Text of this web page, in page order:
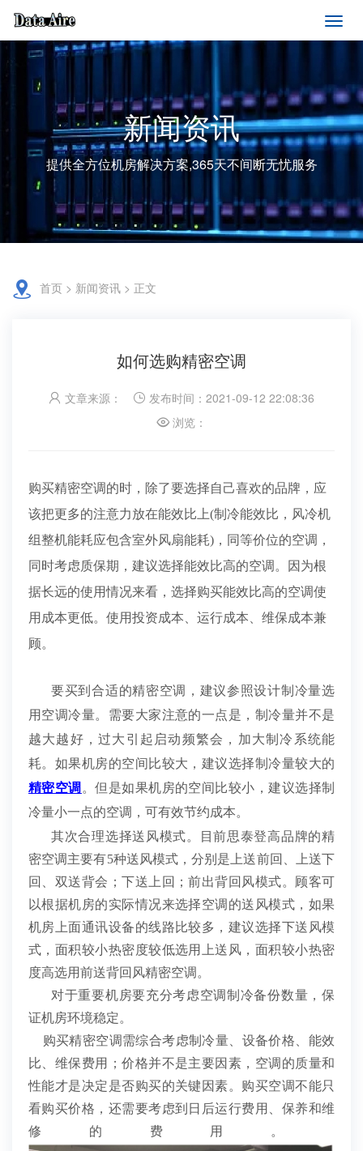
新闻资讯
提供全方位机房解决方案,365天不间断无忧服务
首页 > 新闻资讯 > 正文
如何选购精密空调
文章来源：
发布时间：2021-09-12 22:08:36
浏览：
购买精密空调的时，除了要选择自己喜欢的品牌，应
该把更多的注意力放在能效比上(制冷能效比，风冷机
组整机能耗应包含室外风扇能耗)，同等价位的空调，
同时考虑质保期，建议选择能效比高的空调。因为根
据长远的使用情况来看，选择购买能效比高的空调使
用成本更低。使用投资成本、运行成本、维保成本兼
顾。
要买到合适的精密空调，建议参照设计制冷量选
用空调冷量。需要大家注意的一点是，制冷量并不是
越大越好，过大引起启动频繁会，加大制冷系统能
耗。如果机房的空间比较大，建议选择制冷量较大的
精密空调 。但是如果机房的空间比较小，建议选择制
冷量小一点的空调，可有效节约成本。
其次合理选择送风模式。目前思泰登高品牌的精
密空调主要有5种送风模式，分别是上送前回、上送下
回、双送背会；下送上回；前出背回风模式。顾客可
以根据机房的实际情况来选择空调的送风模式，如果
机房上面通讯设备的线路比较多，建议选择下送风模
式，面积较小热密度较低选用上送风， 面积较小热密
度高选用前送背回风精密空调 。
对于重要机房要充分考虑空调制冷备份数量，保
证机房环境稳定。
购买精密空调需综合考虑制冷量、设备价格、能效
比、维保费用；价格并不是主要因素，空调的质量和
性能才是决定是否购买的关键因素。购买空调不能只
看购买价格，还需要考虑到日后运行费用、保养和维
修的费用。